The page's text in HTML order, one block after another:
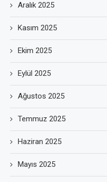
Aralık 2025
Kasım 2025
Ekim 2025
Eylül 2025
Ağustos 2025
Temmuz 2025
Haziran 2025
Mayıs 2025